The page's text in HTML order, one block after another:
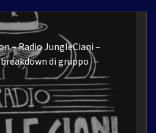
– Radio JungleCiani –
di gruppo –